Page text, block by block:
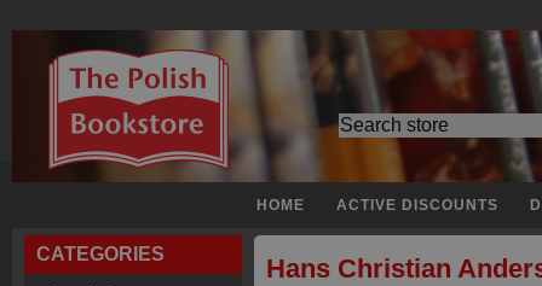
HOME ACTIVE DISCOUNTS
CATEGORIES Hans Christian